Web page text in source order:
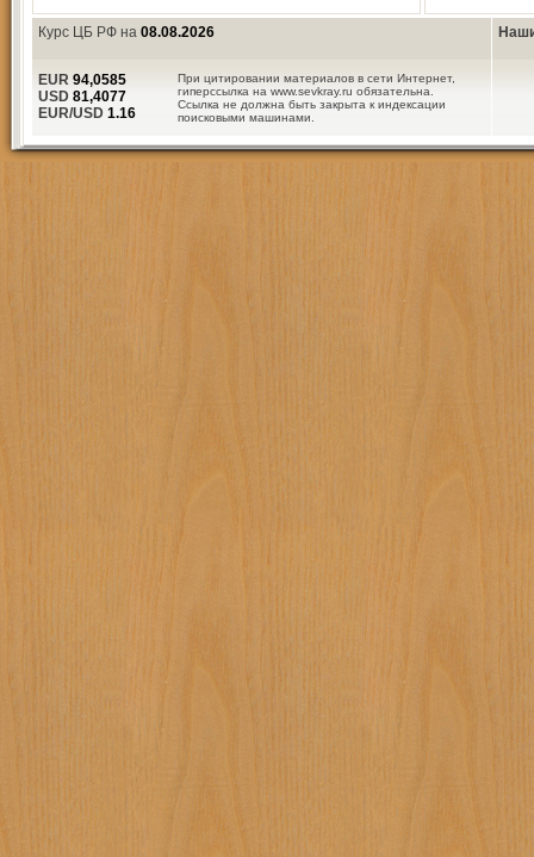
Курс ЦБ РФ на 08.08.2026
При цитировании материалов в сети Интернет,
гиперссылка на www.sevkray.ru обязательна.
Ссылка не должна быть закрыта к индексации
поисковыми машинами.
EUR 94,0585
USD 81,4077
EUR/USD 1.16